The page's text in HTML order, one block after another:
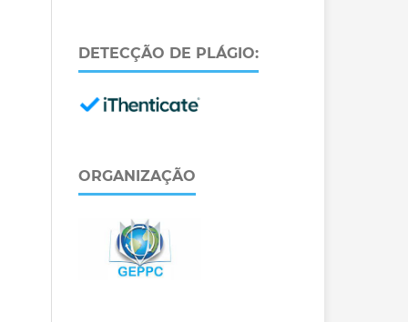
DETECÇÃO DE PLÁGIO:
ORGANIZAÇÃO